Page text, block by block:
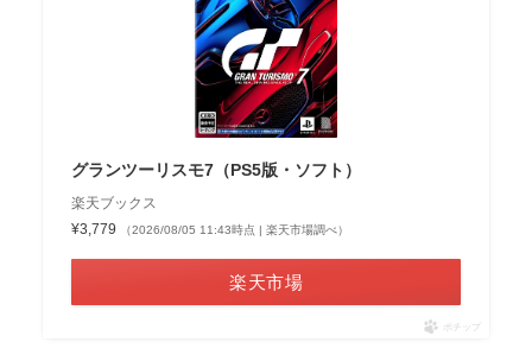
グランツーリスモ7（PS5版・ソフト）
楽天ブックス
¥3,779
（2026/08/05 11:43時点 | 楽天市場調べ）
楽天市場
ポチップ